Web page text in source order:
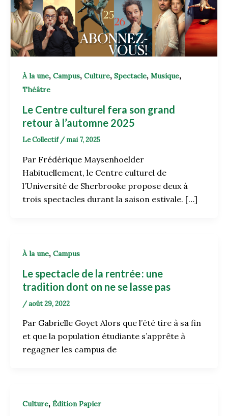
À la une, Campus, Culture, Spectacle, Musique,
Théâtre
Le Centre culturel fera son grand
retour à l’automne 2025
Le Collectif / mai 7, 2025
Par Frédérique Maysenhoelder
Habituellement, le Centre culturel de
l’Université de Sherbrooke propose deux à
trois spectacles durant la saison estivale. […]
À la une, Campus
Le spectacle de la rentrée : une
tradition dont on ne se lasse pas
/août 29, 2022
Par Gabrielle Goyet Alors que l’été tire à sa fin
et que la population étudiante s’apprête à
regagner les campus de
Culture, Édition Papier